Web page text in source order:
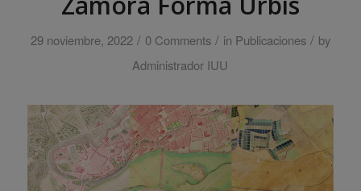
29 noviembre, 2022 / 0 Comments / in Publicaciones / by
Administrador IUU